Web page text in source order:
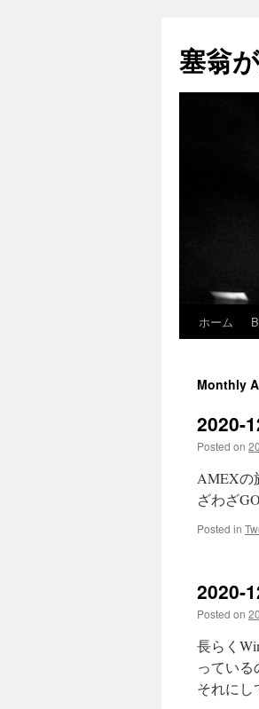
塞翁
Skip
content
ホーム
Monthly
2020-
Posted on
AMEXの
ざわざ
Posted in
2020-
Posted on
長らく
っている
それにし